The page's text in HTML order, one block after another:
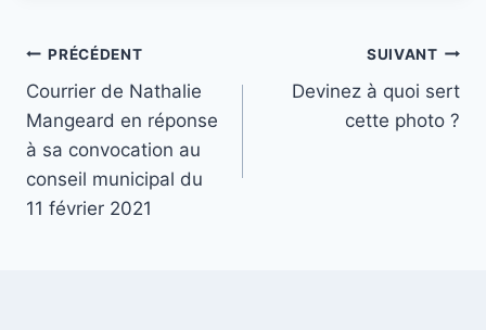
Navigation
de
l’article
PRÉCÉDENT
Courrier de Nathalie
Mangeard en réponse
à sa convocation au
conseil municipal du
11 février 2021
SUIVANT
Devinez à quoi sert
cette photo ?